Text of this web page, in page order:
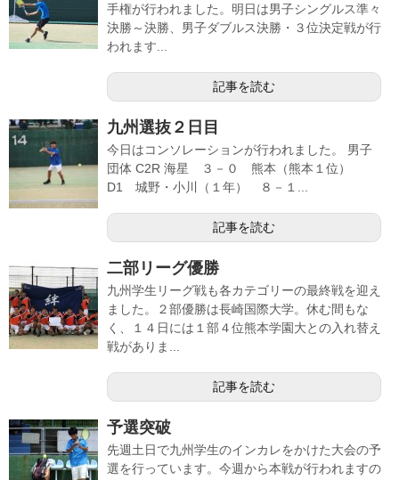
手権が行われました。明日は男子シングルス準々
決勝～決勝、男子ダブルス決勝・３位決定戦が行
われます...
記事を読む
九州選抜２日目
今日はコンソレーションが行われました。 男子
団体 C2R 海星 ３－０ 熊本（熊本１位）
D1 城野・小川（１年） ８－１...
記事を読む
二部リーグ優勝
九州学生リーグ戦も各カテゴリーの最終戦を迎え
ました。２部優勝は長崎国際大学。休む間もな
く、１４日には１部４位熊本学園大との入れ替え
戦がありま...
記事を読む
予選突破
先週土日で九州学生のインカレをかけた大会の予
選を行っています。今週から本戦が行われますの